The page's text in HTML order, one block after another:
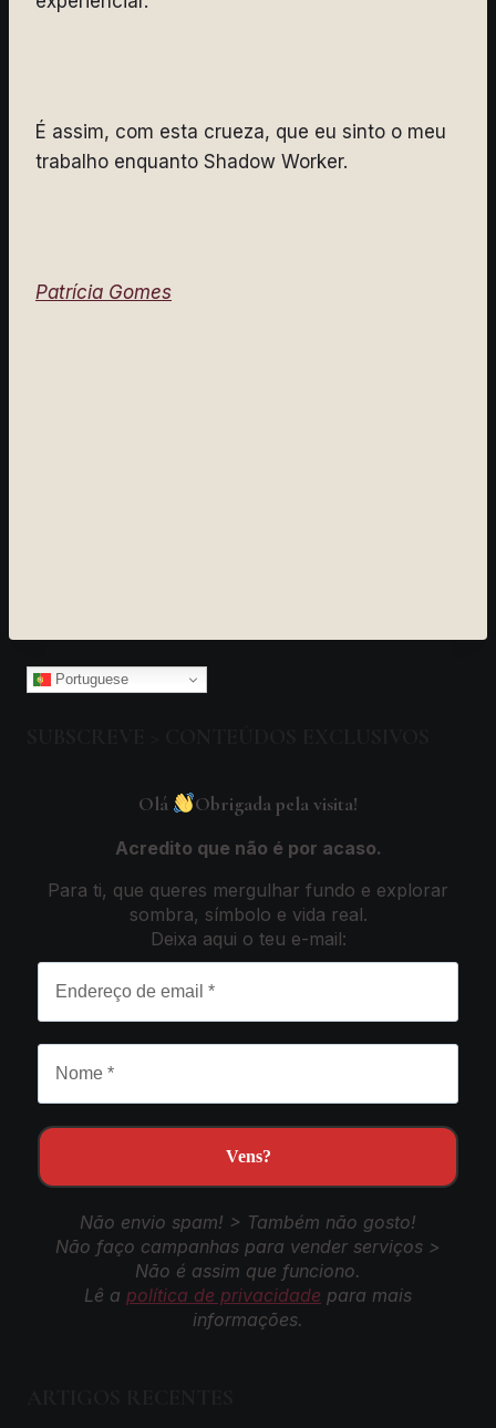
É assim, com esta crueza, que eu sinto o meu
trabalho enquanto Shadow Worker.
Patrícia Gomes
Portuguese
Olá Obrigada pela visita!
Acredito que não é por acaso.
Para ti, que queres mergulhar fundo e explorar
sombra, símbolo e vida real.
Deixa aqui o teu e-mail:
Não envio spam! > Também não gosto!
Não faço campanhas para vender serviços >
Não é assim que funciono.
Lê a política de privacidade para mais
informações.